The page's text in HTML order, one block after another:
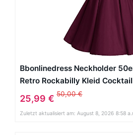
Bbonlinedress Neckholder
Retro Rockabilly Kleid
M
25,99 € 50,00 €
Zuletzt aktualisiert am: August 8, 2026 8:58